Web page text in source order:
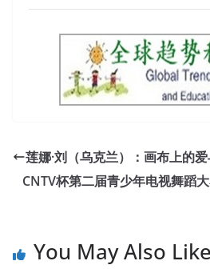
莲娜·刘（乌克兰）：画布上的
CNTV杯第二届青少年电视舞蹈
You May Also Like